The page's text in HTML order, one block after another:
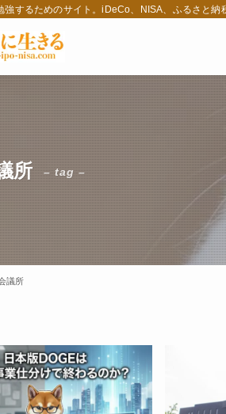
強するためのサイト。iDeCo、NISA、ふるさと
所 – tag –
議所